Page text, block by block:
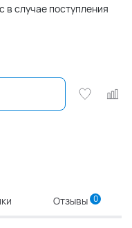
в случае поступления
Отзывы 0